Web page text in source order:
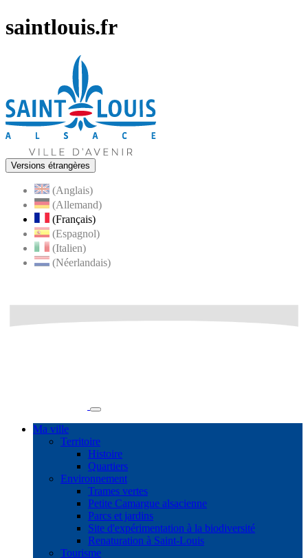
saintlouis.fr
Versions étrangères
(Anglais)
(Allemand)
(Français)
(Espagnol)
(Italien)
(Néerlandais)
Ma ville
Territoire
Histoire
Quartiers
Environnement
Trames vertes
Petite Camargue alsacienne
Parcs et jardins
Site d'expérimentation à la biodiversité
Renaturation à Saint-Louis
Tourisme